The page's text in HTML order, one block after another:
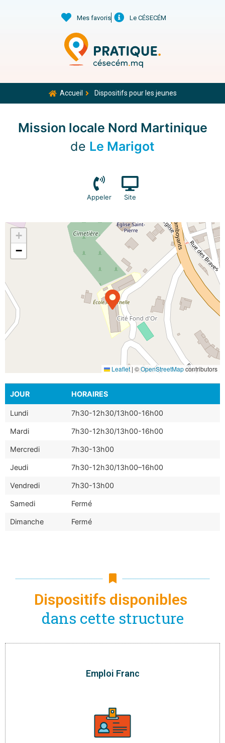
Mes favoris Le CÉSECÉM
Accueil Dispositifs pour les jeunes
Mission locale Nord Martinique
de Le Marigot
Appeler Site
+
−
Leaflet | ©OpenStreetMapcontributors
JOUR HORAIRES
Lundi 7h30-12h30/13h00-16h00
Mardi 7h30-12h30/13h00-16h00
Mercredi 7h30-13h00
Jeudi 7h30-12h30/13h00–16h00
Vendredi 7h30-13h00
Samedi Fermé
Dimanche Fermé
Dispositifs disponibles
dans cette structure
Emploi Franc